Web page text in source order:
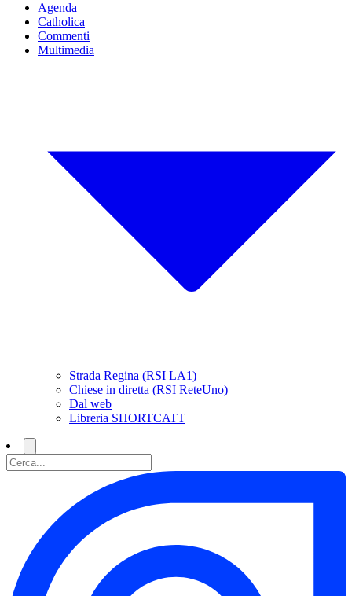
Agenda
Catholica
Commenti
Multimedia
Strada Regina (RSI LA1)
Chiese in diretta (RSI ReteUno)
Dal web
Libreria SHORTCATT